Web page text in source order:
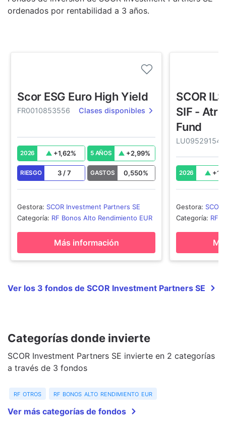
ordenados por rentabilidad a 3 años.
Scor ESG Euro High Yield
FR0010853556 Clases disponibles
2026 +1,62% 5 AÑOS +2,99%
RIESGO 3 /7 GASTOS 0,550%
Gestora: SCOR Investment Partners SE
Categoría: RF Bonos Alto Rendimiento EUR
Más información
SCOR
SIF -
Fund
2026 +
Gestora:
Categoría: RF
Ver los 3 fondos de SCOR Investment Partners SE
Categorías donde invierte
SCOR Investment Partners SE invierte en 2 categorías
a través de 3 fondos
rf otros
rf bonos alto rendimiento eur
Ver más categorías de fondos